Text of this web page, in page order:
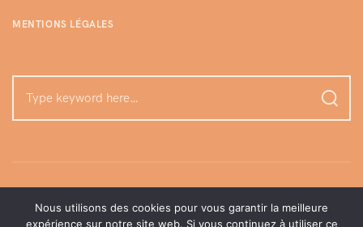
MENTIONS LÉGALES
Nous utilisons des cookies pour vous garantir la meilleure
expérience sur notre site web. Si vous continuez à utiliser ce